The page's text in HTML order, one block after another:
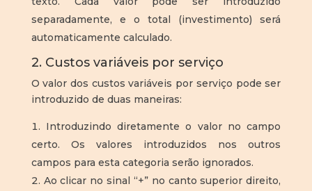
separadamente, e o total (investimento) será
automaticamente calculado.
2. Custos variáveis por serviço
O valor dos custos variáveis por serviço pode ser
introduzido de duas maneiras:
Introduzindo diretamente o valor no campo
certo. Os valores introduzidos nos outros
campos para esta categoria serão ignorados.
Ao clicar no sinal “+” no canto superior direito,